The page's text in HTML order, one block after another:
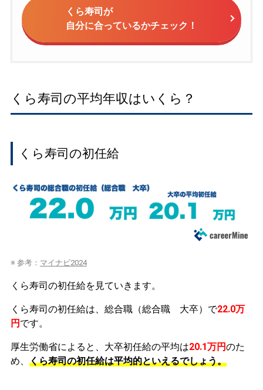
くら寿司が
自分に合っているかチェック！
くら寿司の平均年収はいくら？
くら寿司の初任給
※ 参考： マイナビ2024
くら寿司の初任給を見ていきます。
くら寿司の初任給は、総合職（総合職 大卒）で22.0万
円 です。
厚生労働省によると、大卒初任給の平均は20.1万円のた
め、 くら寿司の初任給は平均的といえるでしょう。